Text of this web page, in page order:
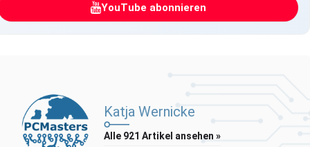
YouTube abonnieren
Katja Wernicke
Alle 921 Artikel ansehen »